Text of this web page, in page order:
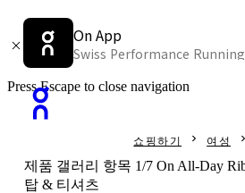
On App
Swiss Performance
Press Escape to close navigation
쇼핑하기 여성
제품 갤러리 항목 1/7 On All-Day
탑 & 티셔츠